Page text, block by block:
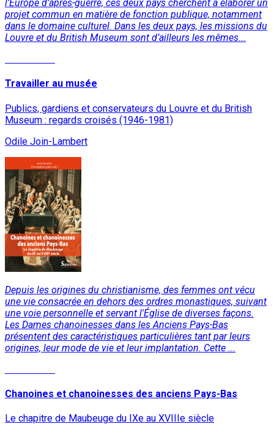
l’Europe d’après-guerre, ces deux pays cherchent à élaborer un
projet commun en matière de fonction publique, notamment
dans le domaine culturel. Dans les deux pays, les missions du
Louvre et du British Museum sont d’ailleurs les mêmes...
Travailler au musée
Publics, gardiens et conservateurs du Louvre et du British
Museum : regards croisés (1946-1981)
Odile Join-Lambert
Depuis les origines du christianisme, des femmes ont vécu
une vie consacrée en dehors des ordres monastiques, suivant
une voie personnelle et servant l'Église de diverses façons.
Les Dames chanoinesses dans les Anciens Pays-Bas
présentent des caractéristiques particulières tant par leurs
origines, leur mode de vie et leur implantation. Cette ...
Chanoines et chanoinesses des anciens Pays-Bas
Le chapitre de Maubeuge du IXe au XVIIIe siècle